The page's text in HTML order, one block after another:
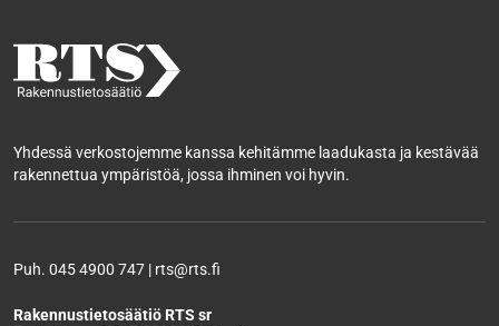
Yhdessä verkostojemme kanssa kehitämme laadukasta ja kestävää
rakennettua ympäristöä, jossa ihminen voi hyvin.
Puh. 045 4900 747 | rts@rts.fi
Rakennustietosäätiö RTS sr